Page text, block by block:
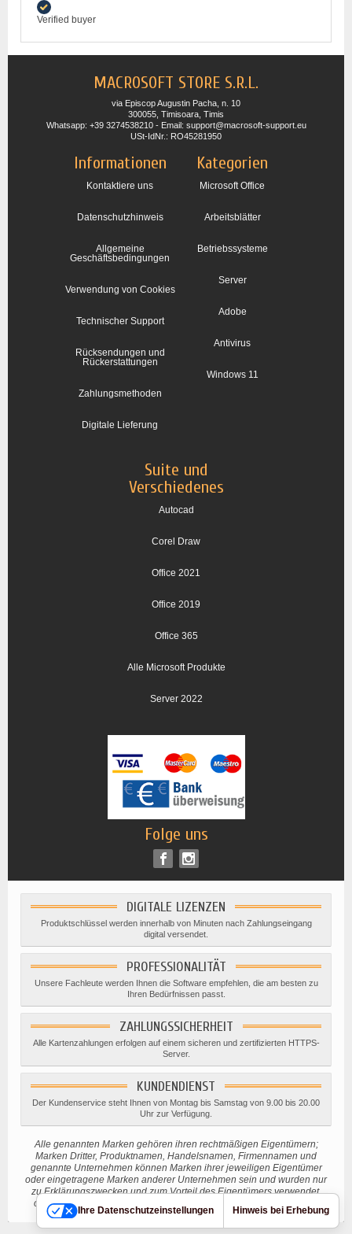
Verified buyer
MACROSOFT STORE S.R.L.
via Episcop Augustin Pacha, n. 10
300055, Timisoara, Timis
Whatsapp: +39 3274538210 - Email: support@macrosoft-support.eu
USt-IdNr.: RO45281950
Informationen
Kontaktiere uns
Datenschutzhinweis
Allgemeine
Geschäftsbedingungen
Verwendung von Cookies
Technischer Support
Rücksendungen und
Rückerstattungen
Zahlungsmethoden
Digitale Lieferung
Kategorien
Microsoft Office
Arbeitsblätter
Betriebssysteme
Server
Adobe
Antivirus
Windows 11
Suite und
Verschiedenes
Autocad
Corel Draw
Office 2021
Office 2019
Office 365
Alle Microsoft Produkte
Server 2022
Folge uns
DIGITALE LIZENZEN
Produktschlüssel werden innerhalb von Minuten nach Zahlungseingang
digital versendet.
PROFESSIONALITÄT
Unsere Fachleute werden Ihnen die Software empfehlen, die am besten zu
Ihren Bedürfnissen passt.
ZAHLUNGSSICHERHEIT
Alle Kartenzahlungen erfolgen auf einem sicheren und zertifizierten HTTPS-
Server.
KUNDENDIENST
Der Kundenservice steht Ihnen von Montag bis Samstag von 9.00 bis 20.00
Uhr zur Verfügung.
Alle genannten Marken gehören ihren rechtmäßigen Eigentümern;
Marken Dritter, Produktnamen, Handelsnamen, Firmennamen und
genannte Unternehmen können Marken ihrer jeweiligen Eigentümer
oder eingetragene Marken anderer Unternehmen sein und wurden nur
zu Erklärungszwecken und zum Vorteil des Eigentümers verwendet,
ohne eine Verletzung des geltenden Urheberrechts beabsichtigen.
Ihre Datenschutzeinstellungen Hinweis bei Erhebung